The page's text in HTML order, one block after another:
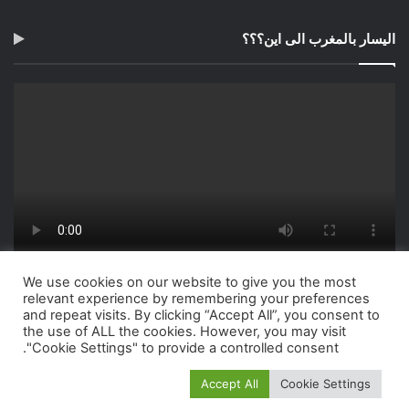
اليسار بالمغرب الى اين؟؟؟
We use cookies on our website to give you the most
relevant experience by remembering your preferences
and repeat visits. By clicking “Accept All”, you consent to
the use of ALL the cookies. However, you may visit
"Cookie Settings" to provide a controlled consent.
Cookie Settings
Accept All